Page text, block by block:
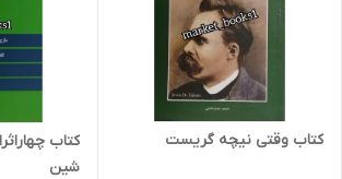
کتاب وقتی نیچه گریست
کتاب
شین